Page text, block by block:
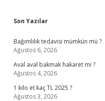
Sidebar
Son Yazılar
Bağımlılık tedavisi mümkün mü ?
Ağustos 6, 2026
Aval aval bakmak hakaret mi ?
Ağustos 4, 2026
1 kilo et kaç TL 2025 ?
Ağustos 3, 2026